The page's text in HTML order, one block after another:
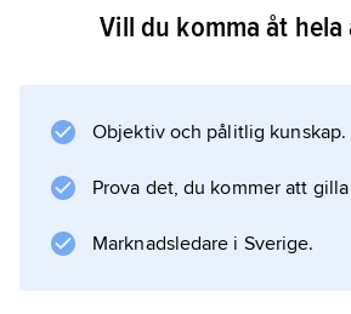
Information om artikeln
Vill du komma åt hela
Objektiv och pålitlig kunskap.
Prova det, du kommer att
Marknadsledare i Sverige.